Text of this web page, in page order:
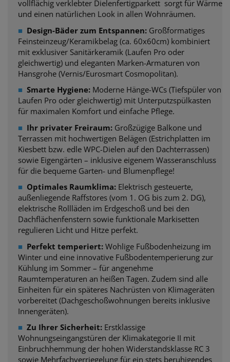
vollflächig verklebter Dielenfertigparkett sorgt für Wärme
und einen natürlichen Look in allen Wohnräumen.
■ Design-Bäder zum Entspannen: Großformatiges
Feinsteinzeug/Keramikbelag (ca. 60x60cm) kombiniert
mit exklusiver Sanitärkeramik (Laufen Pro oder
gleichwertig) und eleganten Marken-Armaturen von
Hansgrohe (Vernis/Eurosmart Cosmopolitan).
■ Smarte Hygiene: Moderne Hänge-WCs (Tiefspüler von
Laufen Pro oder gleichwertig) mit Unterputzspülkasten
für maximalen Komfort und einfache Pflege.
■ Ihr privater Freiraum: Großzügige Balkone und
Terrassen mit hochwertigen Belägen (Estrichplatten im
Kiesbett bzw. edle WPC-Dielen auf den Dachterrassen)
sowie Eigengärten – inklusive eigenem Wasseranschluss
für die bequeme Garten- und Blumenpflege!
■ Optimales Raumklima: Elektrisch gesteuerte,
außenliegende Raffstores (vom 1. OG bis zum 2. DG),
elektrische Rollläden im Erdgeschoß und bei den
Dachflächenfenstern sowie funktionale Markisetten
regulieren Licht und Hitze perfekt.
■ Perfekt temperiert: Wohlige Fußbodenheizung im
Winter und eine innovative Fußbodentemperierung zur
Kühlung im Sommer – für angenehme
Raumtemperaturen an heißen Tagen. Zudem sind alle
Einheiten für ein späteres Nachrüsten von Klimageräten
vorbereitet (Dachgeschoßwohnungen bereits inklusive
Innengeräten).
■ Zu Ihrer Sicherheit: Erstklassige
Wohnungseingangstüren der Klimakategorie II mit
Einbruchhemmung der hohen Widerstandsklasse RC 3
sowie Mehrfachverriegelung für ein stets beruhigendes